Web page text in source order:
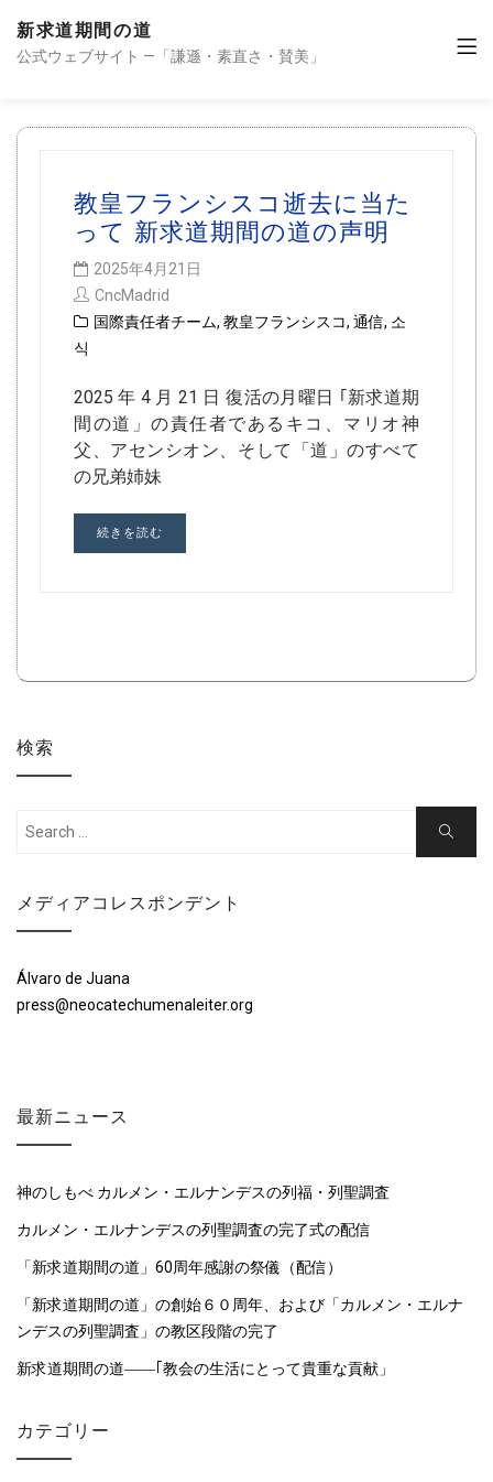
新求道期間の道
公式ウェブサイト —「謙遜・素直さ・賛美」
教皇フランシスコ逝去に当た
って 新求道期間の道の声明
2025年4月21日
CncMadrid
国際責任者チーム, 教皇フランシスコ, 通信, 소
식
2025 年 4 月 21 日 復活の月曜日 ｢新求道期
間の道」の責任者であるキコ、マリオ神
父、アセンシオン、そして「道」のすべて
の兄弟姉妹
続きを読む
検索
Search
Search
メディアコレスポンデント
Álvaro de Juana
press@neocatechumenaleiter.org
最新ニュース
神のしもべ カルメン・エルナンデスの列福・列聖調査
カルメン・エルナンデスの列聖調査の完了式の配信
「新求道期間の道」60周年感謝の祭儀（配信）
「新求道期間の道」の創始６０周年、および「カルメン・エルナ
ンデスの列聖調査」の教区段階の完了
新求道期間の道――｢教会の生活にとって貴重な貢献」
カテゴリー